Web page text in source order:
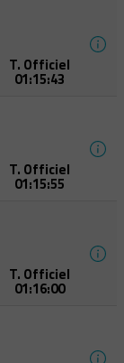
T. Officiel
01:15:43
T. Officiel
01:15:55
T. Officiel
01:16:00